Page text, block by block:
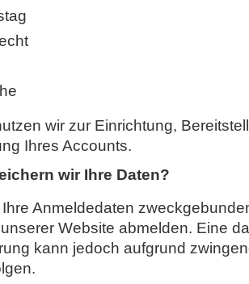
wir zur Einrichtung,
Ihres Accounts.
wir Ihre Daten?
Anmeldedaten
Website abmelden. Eine
kann jedoch aufgrund